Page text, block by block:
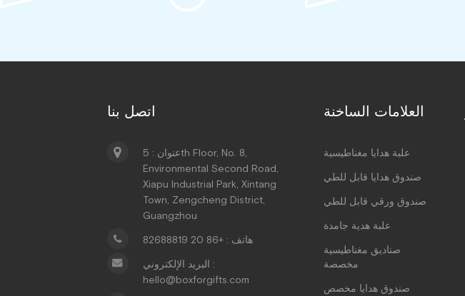
اتصل بنا
عنوان : 5th Floor, No. 8,
Environmental Second Road,
Xiapu Industrial Park, Xintang
Town, Zengcheng District,
Guangzhou
هاتف : +86 20 82688819
البريد الإلكتروني :
hello@boxforgifts.com
العلامات الساخنة
علبة هدايا مغناطيسية
صندوق هدايا قابل للطي
صندوق ورقي قابل للطي
علبة هدية جامدة
صناديق مغناطيسية
مخصصة
صندوق هدايا مخصص